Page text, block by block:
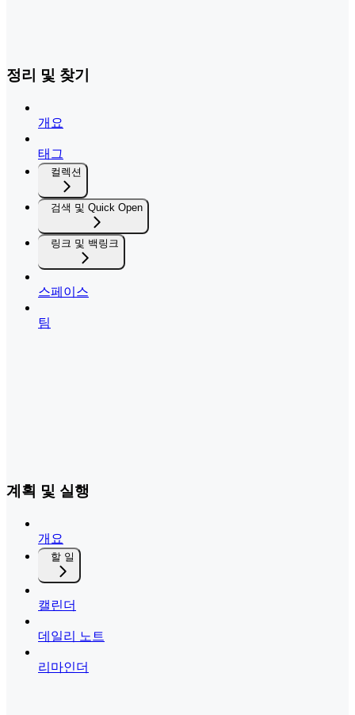
정리 및 찾기
개요
태그
컬렉션
검색 및 Quick Open
링크 및 백링크
스페이스
팀
계획 및 실행
개요
할 일
캘린더
데일리 노트
리마인더